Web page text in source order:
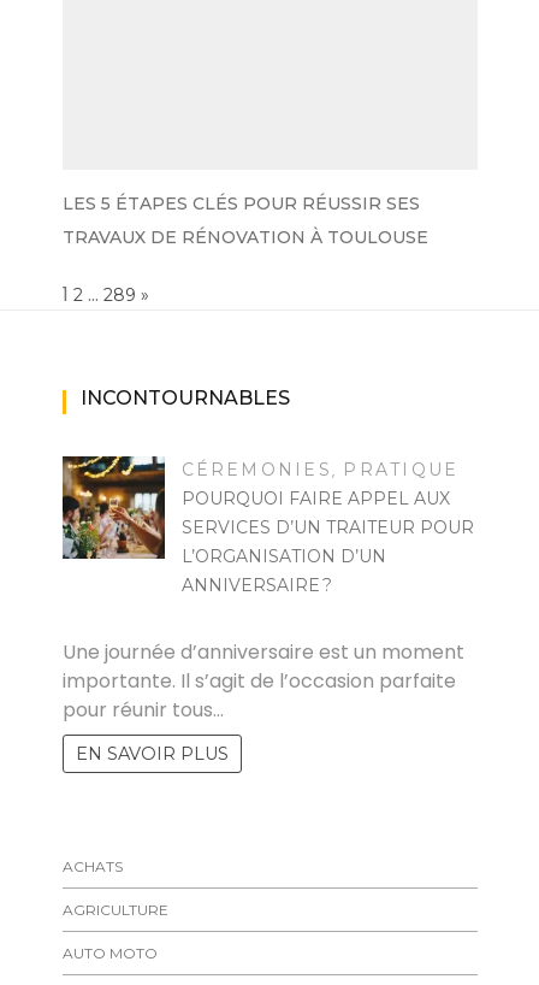
LES 5 ÉTAPES CLÉS POUR RÉUSSIR SES
TRAVAUX DE RÉNOVATION À TOULOUSE
Page:
1 2 … 289 NEXT
»
INCONTOURNABLES
CÉREMONIES, PRATIQUE
POURQUOI FAIRE APPEL AUX
SERVICES D’UN TRAITEUR POUR
L’ORGANISATION D’UN
ANNIVERSAIRE ?
Une journée d’anniversaire est un moment
importante. Il s’agit de l’occasion parfaite
pour réunir tous…
EN SAVOIR PLUS
ACHATS
AGRICULTURE
AUTO MOTO